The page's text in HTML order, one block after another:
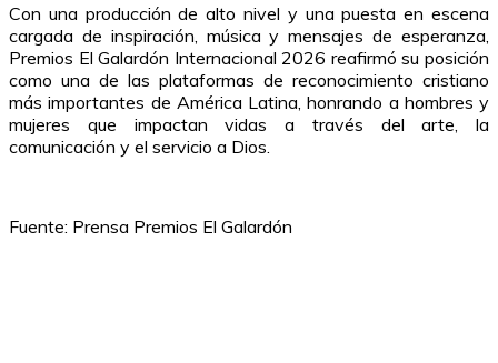
Con una producción de alto nivel y una puesta en escena
cargada de inspiración, música y mensajes de esperanza,
Premios El Galardón Internacional 2026 reafirmó su posición
como una de las plataformas de reconocimiento cristiano
más importantes de América Latina, honrando a hombres y
mujeres que impactan vidas a través del arte, la
comunicación y el servicio a Dios.
Fuente: Prensa Premios El Galardón